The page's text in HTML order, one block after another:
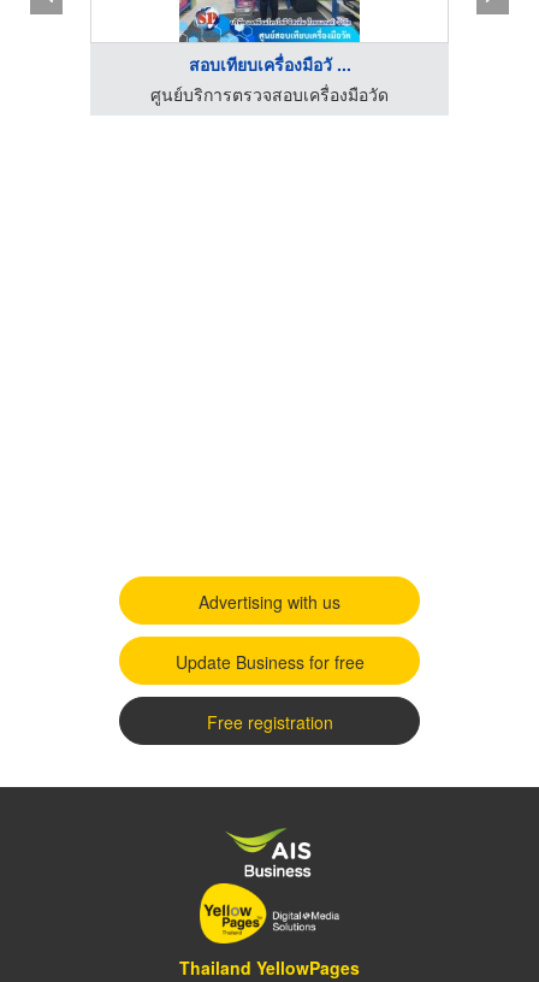
สอบเทียบเครื่องมือวั ...
ศูนย์บริการตรวจสอบเครื่องมือวัด
Advertising with us
Update Business for free
Free registration
Thailand YellowPages